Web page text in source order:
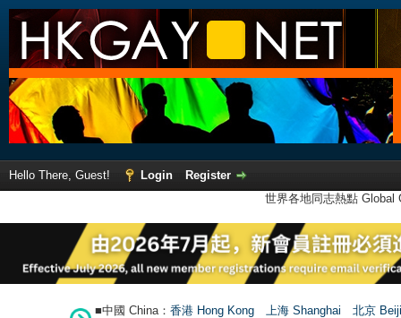
Hello There, Guest! Login
Register
世界各地同志熱點
■中國 China： 香港 Hong Kong 上海 Shanghai
北京